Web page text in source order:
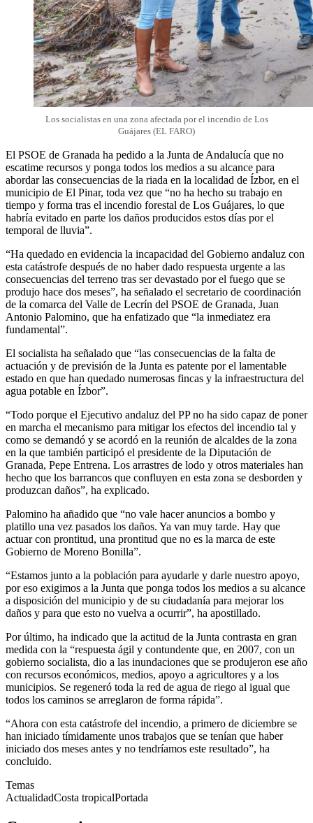
Los socialistas en una zona afectada por el incendio de Los
Guájares (EL FARO)
El PSOE de Granada ha pedido a la Junta de Andalucía que no
escatime recursos y ponga todos los medios a su alcance para
abordar las consecuencias de la riada en la localidad de Ízbor, en el
municipio de El Pinar, toda vez que “no ha hecho su trabajo en
tiempo y forma tras el incendio forestal de Los Guájares, lo que
habría evitado en parte los daños producidos estos días por el
temporal de lluvia”.
“Ha quedado en evidencia la incapacidad del Gobierno andaluz con
esta catástrofe después de no haber dado respuesta urgente a las
consecuencias del terreno tras ser devastado por el fuego que se
produjo hace dos meses”, ha señalado el secretario de coordinación
de la comarca del Valle de Lecrín del PSOE de Granada, Juan
Antonio Palomino, que ha enfatizado que “la inmediatez era
fundamental”.
El socialista ha señalado que “las consecuencias de la falta de
actuación y de previsión de la Junta es patente por el lamentable
estado en que han quedado numerosas fincas y la infraestructura del
agua potable en Ízbor”.
“Todo porque el Ejecutivo andaluz del PP no ha sido capaz de poner
en marcha el mecanismo para mitigar los efectos del incendio tal y
como se demandó y se acordó en la reunión de alcaldes de la zona
en la que también participó el presidente de la Diputación de
Granada, Pepe Entrena. Los arrastres de lodo y otros materiales han
hecho que los barrancos que confluyen en esta zona se desborden y
produzcan daños”, ha explicado.
Palomino ha añadido que “no vale hacer anuncios a bombo y
platillo una vez pasados los daños. Ya van muy tarde. Hay que
actuar con prontitud, una prontitud que no es la marca de este
Gobierno de Moreno Bonilla”.
“Estamos junto a la población para ayudarle y darle nuestro apoyo,
por eso exigimos a la Junta que ponga todos los medios a su alcance
a disposición del municipio y de su ciudadanía para mejorar los
daños y para que esto no vuelva a ocurrir”, ha apostillado.
Por último, ha indicado que la actitud de la Junta contrasta en gran
medida con la “respuesta ágil y contundente que, en 2007, con un
gobierno socialista, dio a las inundaciones que se produjeron ese año
con recursos económicos, medios, apoyo a agricultores y a los
municipios. Se regeneró toda la red de agua de riego al igual que
todos los caminos se arreglaron de forma rápida”.
“Ahora con esta catástrofe del incendio, a primero de diciembre se
han iniciado tímidamente unos trabajos que se tenían que haber
iniciado dos meses antes y no tendríamos este resultado”, ha
concluido.
Temas
ActualidadCosta tropicalPortada